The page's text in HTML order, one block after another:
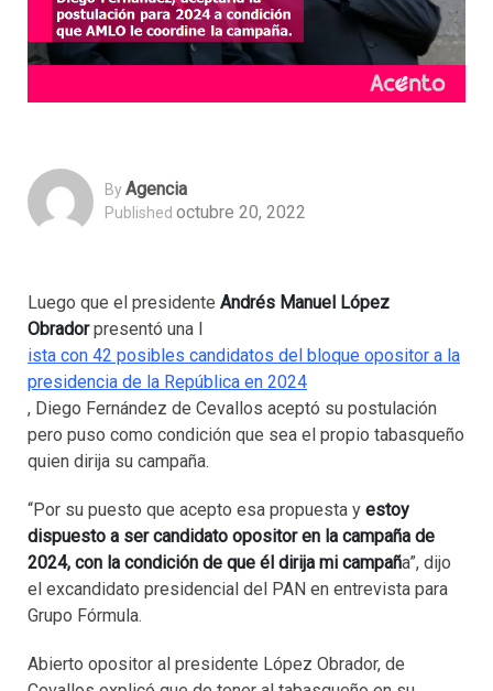
ByAgencia
Published octubre 20, 2022
Luego que el presidente Andrés Manuel López
Obradorpresentó una l
ista con 42 posibles candidatos del bloque opositor a la
presidencia de la República en 2024
, Diego Fernández de Cevallos aceptó su postulación
pero puso como condición que sea el propio tabasqueño
quien dirija su campaña.
“Por su puesto que acepto esa propuesta y estoy
dispuesto a ser candidato opositor en la campaña de
2024, con la condición de que él dirija mi campaña”, dijo
el excandidato presidencial del PAN en entrevista para
Grupo Fórmula.
Abierto opositor al presidente López Obrador, de